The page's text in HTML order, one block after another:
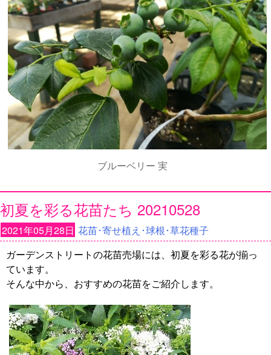
ブルーベリー 実
初夏を彩る花苗たち 20210528
2021年05月28日 花苗･寄せ植え･球根･草花種子
ガーデンストリートの花苗売場には、初夏を彩る花が揃っ
ています。
そんな中から、おすすめの花苗をご紹介します。